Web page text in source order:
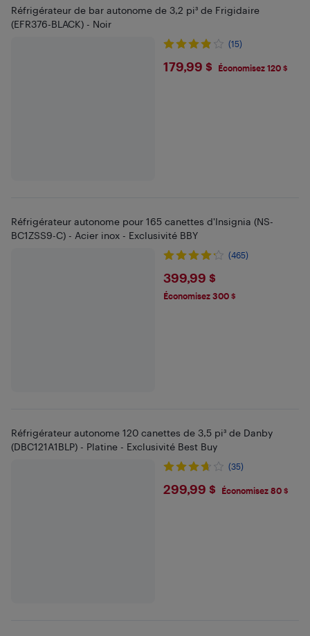
Réfrigérateur de bar autonome de 3,2 pi³ de Frigidaire
(EFR376-BLACK) - Noir
(15)
$179.99
179,99 $ Économisez 120 $
Réfrigérateur autonome pour 165 canettes d'Insignia (NS-
BC1ZSS9-C) - Acier inox - Exclusivité BBY
(465)
$399.99
399,99 $
Économisez 300 $
Réfrigérateur autonome 120 canettes de 3,5 pi³ de Danby
(DBC121A1BLP) - Platine - Exclusivité Best Buy
(35)
$299.99
299,99 $ Économisez 80 $